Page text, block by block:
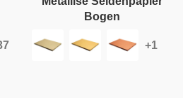
Bogen